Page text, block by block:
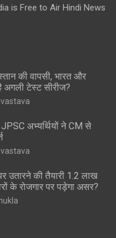
is Free to Air Hindi News
की वापसी, भारत और
अगली टेस्ट सीरीज?
JPSC अभ्यर्थियों ने CM से
उतारने की तैयारी 1.2 लाख
के रोजगार पर पड़ेगा असर?